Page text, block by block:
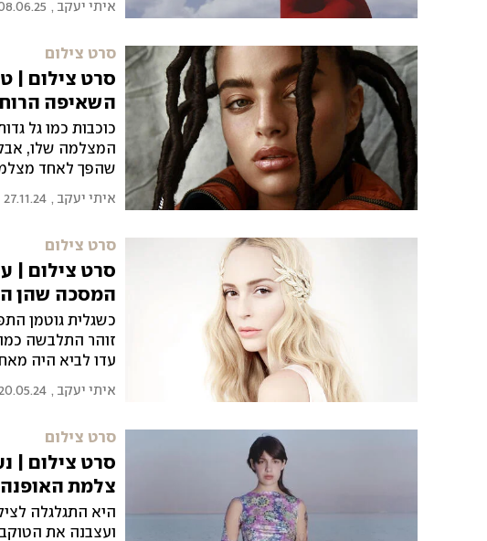
איתי יעקב ,
סרט צילום
סרט צילום |
השאיפה
כוכבות כמו גל
המצלמה שלו,
שהפך לאחד
איתי יעקב ,
27.11.24
סרט צילום
סרט צילום |
המסכה שהן
כשגלית גוטמן
זוהר התלבשה כמו
עדו לביא היה
איתי יעקב ,
סרט צילום
סרט צילום |
צלמת האופנה
היא התגלגלה
ועצבנה את